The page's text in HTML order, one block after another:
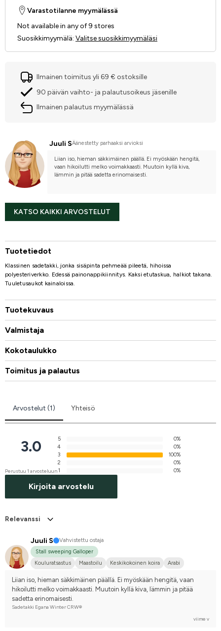
Varastotilanne myymälässä
Not available in any of 9 stores
Suosikkimyymälä: Valitse suosikkimyymäläsi
Ilmainen toimitus yli 69 € ostoksille
90 päivän vaihto- ja palautusoikeus jäsenille
Ilmainen palautus myymälässä
Juuli SÄänestetty parhaaksi arvioksi
Liian iso, hieman säkkimäinen päällä. Ei myöskään hengitä,
vaan hikoilutti melko voimakkaasti. Muutoin kyllä kiva,
lämmin ja pitää sadetta erinomaisesti.
KATSO KAIKKI ARVOSTELUT
Tuotetiedot
Klassinen sadetakki, jonka sisäpinta pehmeää pileetä, hihoissa
polyesteriverkko. Edessä painonappikiinnitys. Kaksi etutaskua, halkiot takana.
Tuuletusaukot kainaloissa.
Tuotekuvaus
Valmistaja
Kokotaulukko
Toimitus ja palautus
Arvostelut (1) Yhteisö
3.0
Perustuu 1 arvosteluun
5
0%
4
0%
3
100%
2
0%
1
0%
Kirjoita arvostelu
Relevanssi
Juuli S
Vahvistettu ostaja
Stall sweeping Galloper
Kouluratsastus
Maastoilu Keskikokoinen koira
Arabi
Liian iso, hieman säkkimäinen päällä. Ei myöskään hengitä, vaan
hikoilutti melko voimakkaasti. Muutoin kyllä kiva, lämmin ja pitää
sadetta erinomaisesti.
Sadetakki Egana Winter CRW®
viime v